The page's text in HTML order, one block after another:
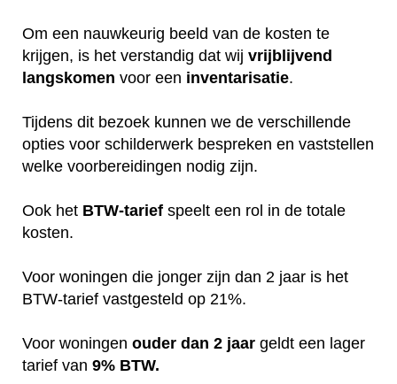
Om een nauwkeurig beeld van de kosten te
krijgen, is het verstandig dat wij vrijblijvend
langskomen voor een inventarisatie.
Tijdens dit bezoek kunnen we de verschillende
opties voor schilderwerk bespreken en vaststellen
welke voorbereidingen nodig zijn.
Ook het BTW-tarief speelt een rol in de totale
kosten.
Voor woningen die jonger zijn dan 2 jaar is het
BTW-tarief vastgesteld op 21%.
Voor woningen ouder dan 2 jaar geldt een lager
tarief van 9% BTW.